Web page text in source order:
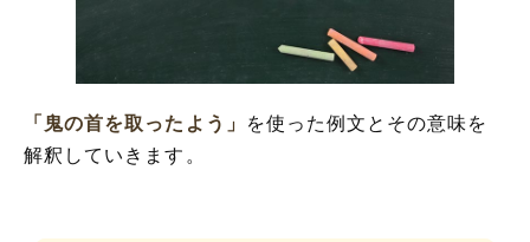
「鬼の首を取ったよう」
を使った例文とその意味を
解釈していきます。